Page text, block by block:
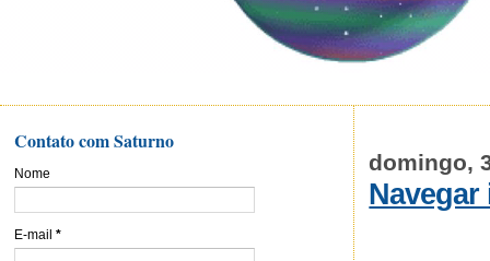
domingo,
Contato com Saturno
Nome
E-mail *